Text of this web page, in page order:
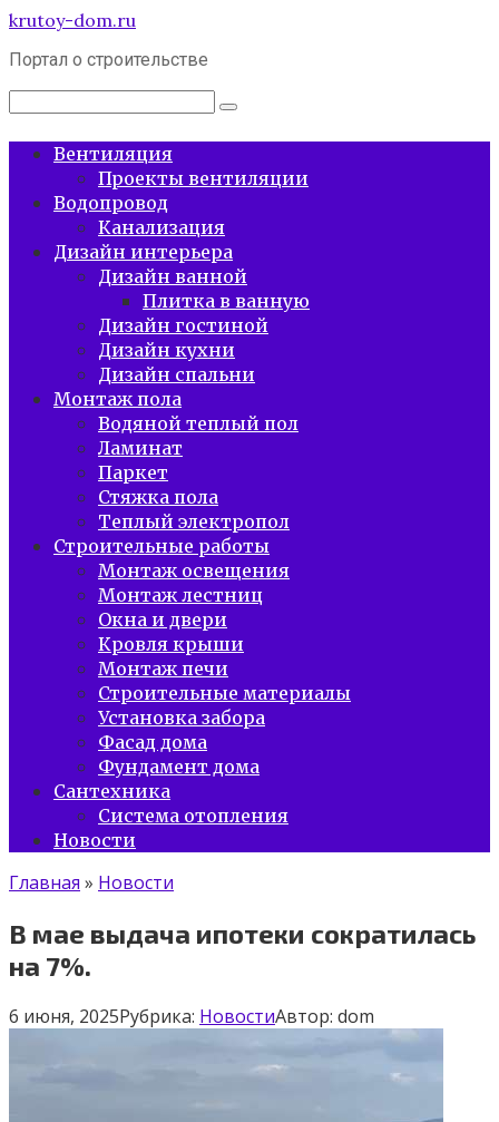
Перейти
контенту
krutoy-dom.ru
Портал о строительстве
Поиск:
Вентиляция
Проекты вентиляции
Водопровод
Канализация
Дизайн интерьера
Дизайн ванной
Плитка в ванную
Дизайн гостиной
Дизайн кухни
Дизайн спальни
Монтаж пола
Водяной теплый пол
Ламинат
Паркет
Стяжка пола
Теплый электропол
Строительные работы
Монтаж освещения
Монтаж лестниц
Окна и двери
Кровля крыши
Монтаж печи
Строительные материалы
Установка забора
Фасад дома
Фундамент дома
Сантехника
Система отопления
Новости
Главная » Новости
В мае выдача ипотеки сократилась
на 7%.
6 июня, 2025Рубрика: НовостиАвтор: dom